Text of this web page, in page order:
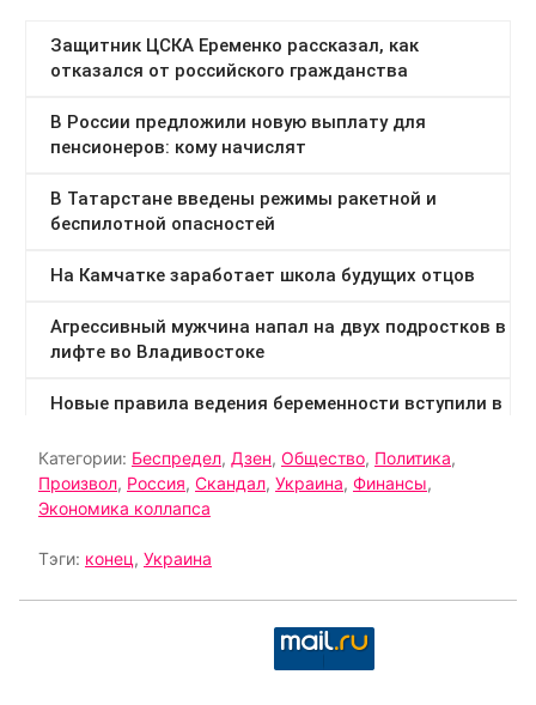
Категории: Беспредел, Дзен, Общество, Политика,
Произвол, Россия, Скандал, Украина, Финансы,
Экономика коллапса
Тэги: конец, Украина